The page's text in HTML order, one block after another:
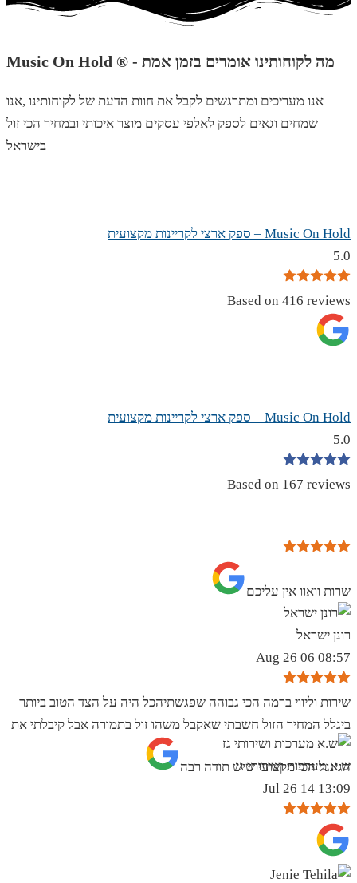
Music On Hold ® - מה לקוחותינו אומרים בזמן אמת
אנו מעריכים ומתרגשים לקבל את חוות הדעת של לקוחותינו ,אנו
שמחים וגאים לספק לאלפי עסקים מוצר איכותי ובמחיר הכי זול
בישראל
Music On Hold – ספק ארצי לקריינות מקצועית
5.0
Based on 416 reviews
Music On Hold – ספק ארצי לקריינות מקצועית
5.0
Based on 167 reviews
שרות וואוו אין עליכם
רונן ישראל
08:57 06 Aug 26
שירות וליווי ברמה הכי גבוהה שפגשתיהכל היה על הצד הטוב ביותר
ביגלל המחיר הזול חשבתי שאקבל משהו זול בתמורה אבל קיבלתי את
הגינגל הכי מקצועי שיש תודה רבה
ש.א מערכות ושירותי גז
13:09 14 Jul 26